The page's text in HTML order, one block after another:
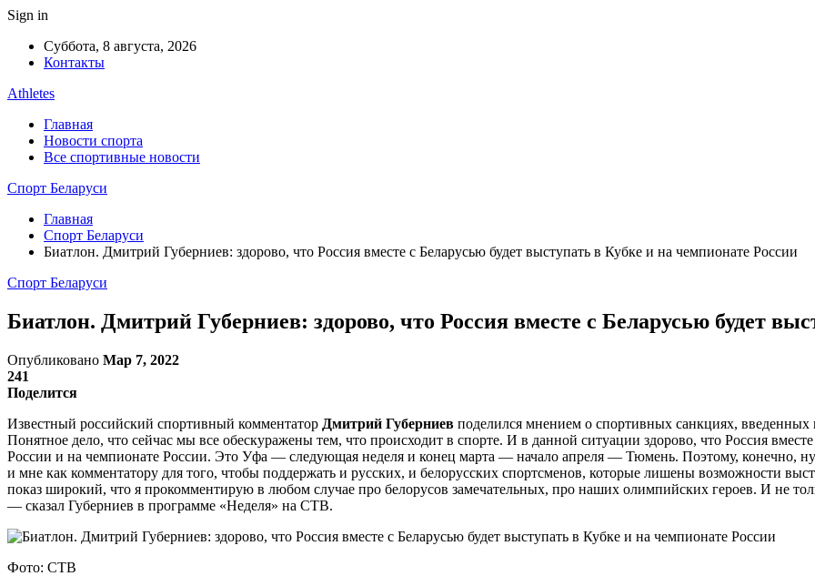
Sign in
Суббота, 8 августа, 2026
Контакты
Athletes
Главная
Новости спорта
Все спортивные новости
Спорт Беларуси
Главная
Спорт Беларуси
Биатлон. Дмитрий Губерниев: здорово, что Россия вместе с Беларусью будет выступать в Кубке и на чемпионате России
Спорт Беларуси
Биатлон. Дмитрий Губерниев: здорово, что Россия вместе с Беларусью будет
Опубликовано Мар 7, 2022
241
Поделится
Известный российский спортивный комментатор Дмитрий Губерниев поделился мнением о спортивных санкциях,
Понятное дело, что сейчас мы все обескуражены тем, что происходит в спорте. И в данной ситуации здорово, что Россия
России и на чемпионате России. Это Уфа — следующая неделя и конец марта — начало апреля — Тюмень. Поэтому, конечно,
и мне как комментатору для того, чтобы поддержать и русских, и белорусских спортсменов, которые лишены возможности
показ широкий, что я прокомментирую в любом случае про белорусов замечательных, про наших олимпийских героев. И не
— сказал Губерниев в программе «Неделя» на СТВ.
Фото: СТВ